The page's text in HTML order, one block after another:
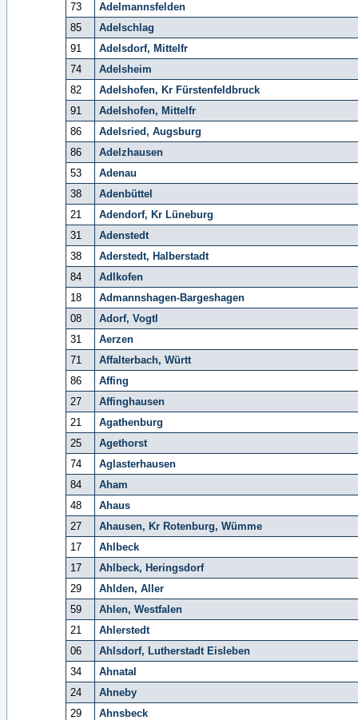
73
Adelmannsfelden
85
Adelschlag
91
Adelsdorf, Mittelfr
74
Adelsheim
82
Adelshofen, Kr Fürstenfeldbruck
91
Adelshofen, Mittelfr
86
Adelsried, Augsburg
86
Adelzhausen
53
Adenau
38
Adenbüttel
21
Adendorf, Kr Lüneburg
31
Adenstedt
38
Aderstedt, Halberstadt
84
Adlkofen
18
Admannshagen-Bargeshagen
08
Adorf, Vogtl
31
Aerzen
71
Affalterbach, Württ
86
Affing
27
Affinghausen
21
Agathenburg
25
Agethorst
74
Aglasterhausen
84
Aham
48
Ahaus
27
Ahausen, Kr Rotenburg, Wümme
17
Ahlbeck
17
Ahlbeck, Heringsdorf
29
Ahlden, Aller
59
Ahlen, Westfalen
21
Ahlerstedt
06
Ahlsdorf, Lutherstadt Eisleben
34
Ahnatal
24
Ahneby
29
Ahnsbeck